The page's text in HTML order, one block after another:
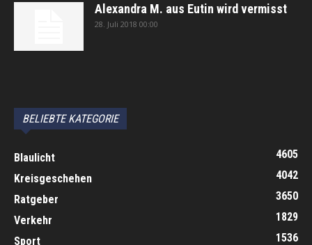
Alexandra M. aus Eutin wird vermisst
28. Juli 2018 00:00
BELIEBTE KATEGORIE
Blaulicht
4605
Kreisgeschehen
4042
Ratgeber
3650
Verkehr
1829
Sport
1536